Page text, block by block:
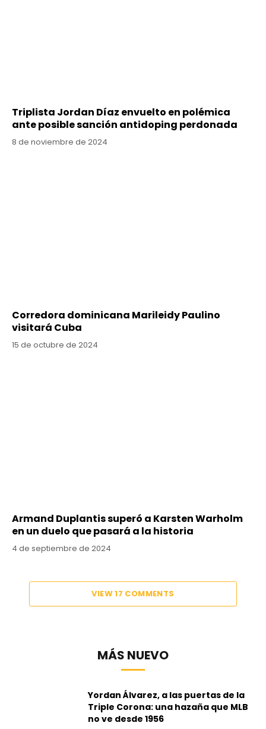
Triplista Jordan Díaz envuelto en polémica
ante posible sanción antidoping perdonada
8 de noviembre de 2024
Corredora dominicana Marileidy Paulino
visitará Cuba
15 de octubre de 2024
Armand Duplantis superó a Karsten Warholm
en un duelo que pasará a la historia
4 de septiembre de 2024
VIEW 17 COMMENTS
MÁS NUEVO
Yordan Álvarez, a las puertas de la
Triple Corona: una hazaña que MLB
no ve desde 1956